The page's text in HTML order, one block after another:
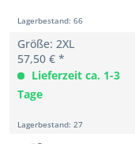
Lagerbestand: 66
Größe: 2XL
57,50 € *
Lieferzeit ca. 1-3
Tage
Lagerbestand: 27